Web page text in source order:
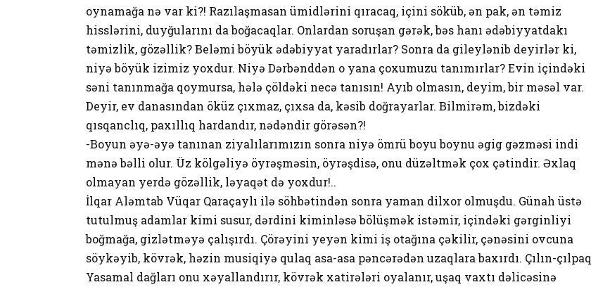
oynamağa nə var ki?! Razılaşmasan ümidlərini qıracaq, içini söküb, ən pak, ən təmiz
hisslərini, duyğularını da boğacaqlar. Onlardan soruşan gərək, bəs hanı ədəbiyyatdakı
təmizlik, gözəllik? Beləmi böyük ədəbiyyat yaradırlar? Sonra da gileylənib deyirlər ki,
niyə böyük izimiz yoxdur. Niyə Dərbənddən o yana çoxumuzu tanımırlar? Evin içindəki
səni tanınmağa qoymursa, hələ çöldəki necə tanısın! Ayıb olmasın, deyim, bir məsəl var.
Deyir, ev danasından öküz çıxmaz, çıxsa da, kəsib doğrayarlar. Bilmirəm, bizdəki
qısqanclıq, paxıllıq hardandır, nədəndir görəsən?!
-Boyun əyə-əyə tanınan ziyalılarımızın sonra niyə ömrü boyu boynu əgig gəzməsi indi
mənə bəlli olur. Üz kölgəliyə öyrəşməsin, öyrəşdisə, onu düzəltmək çox çətindir. Əxlaq
olmayan yerdə gözəllik, ləyaqət də yoxdur!..
İlqar Aləmtab Vüqar Qaraçaylı ilə söhbətindən sonra yaman dilxor olmuşdu. Günah üstə
tutulmuş adamlar kimi susur, dərdini kiminləsə bölüşmək istəmir, içindəki gərginliyi
boğmağa, gizlətməyə çalışırdı. Çörəyini yeyən kimi iş otağına çəkilir, çənəsini ovcuna
söykəyib, kövrək, həzin musiqiyə qulaq asa-asa pəncərədən uzaqlara baxırdı. Çılın-çılpaq
Yasamal dağları onu xəyallandırır, kövrək xatirələri oyalanır, uşaq vaxtı dəlicəsinə